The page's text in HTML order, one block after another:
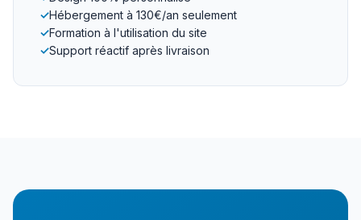
✓Hébergement à 130€/an seulement
✓Formation à l'utilisation du site
✓Support réactif après livraison